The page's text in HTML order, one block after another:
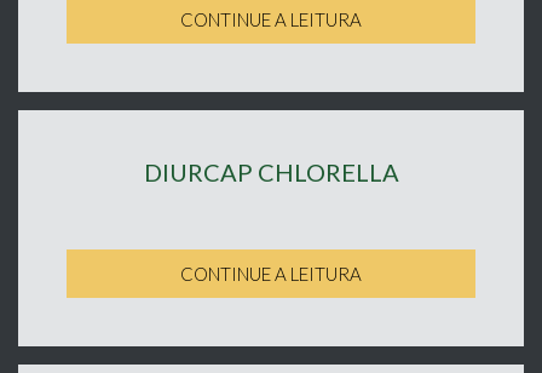
CONTINUE A LEITURA
DIURCAP CHLORELLA
CONTINUE A LEITURA